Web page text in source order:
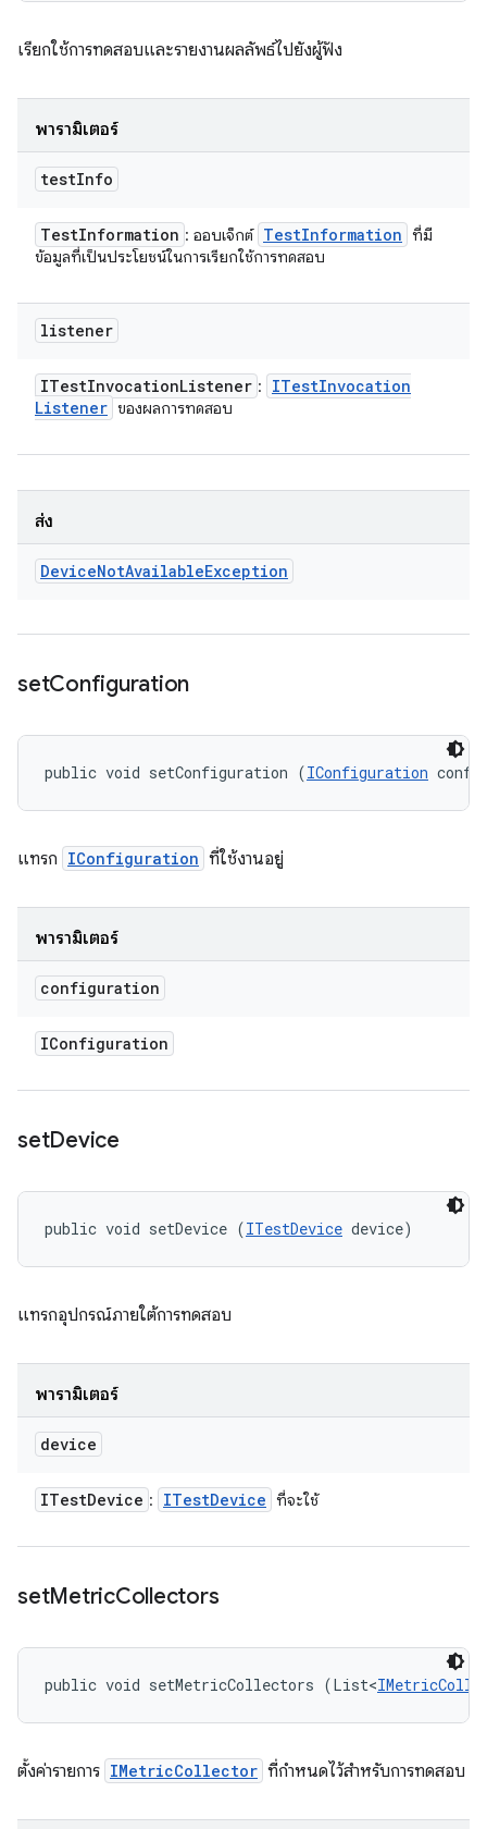
เรียกใช้การทดสอบและรายงานผลลัพธ์ไปยังผู้ฟัง
พารามิเตอร์
testInfo
TestInformation : ออบเจ็กต์ TestInformation ที่มี
ข้อมูลที่เป็นประโยชน์ในการเรียกใช้การทดสอบ
listener
ITestInvocationListener : ITestInvocation
Listener ของผลการทดสอบ
ส่ง
DeviceNotAvailableException
setConfiguration
public void setConfiguration (IConfiguration
แทรก IConfiguration ที่ใช้งานอยู่
พารามิเตอร์
configuration
IConfiguration
setDevice
public void setDevice (ITestDevice device)
แทรกอุปกรณ์ภายใต้การทดสอบ
พารามิเตอร์
device
ITestDevice : ITestDevice ที่จะใช้
setMetricCollectors
public void setMetricCollectors (List<
ตั้งค่ารายการ IMetricCollector ที่กำหนดไว้สำหรับการทดสอบ